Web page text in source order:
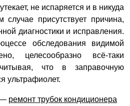
не испаряется и в никуда
присутствует причина,
диагностики и исправления.
обследования видимой
целесообразно всё-таки
что в заправочную
ультрафиолет.
ремонт трубок кондиционера